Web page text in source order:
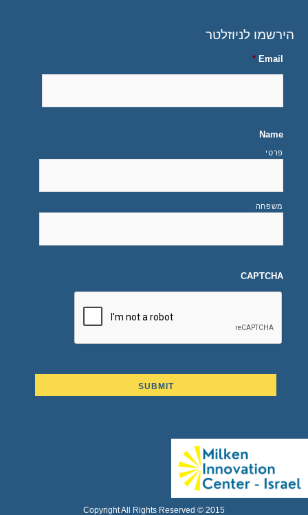
הירשמו לניוזלטר
Email
*
Name
פרטי
משפחה
CAPTCHA
Copyright All Rights Reserved © 2015